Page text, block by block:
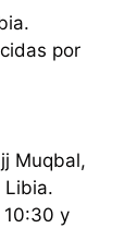
por
Muqbal,
Libia.
y